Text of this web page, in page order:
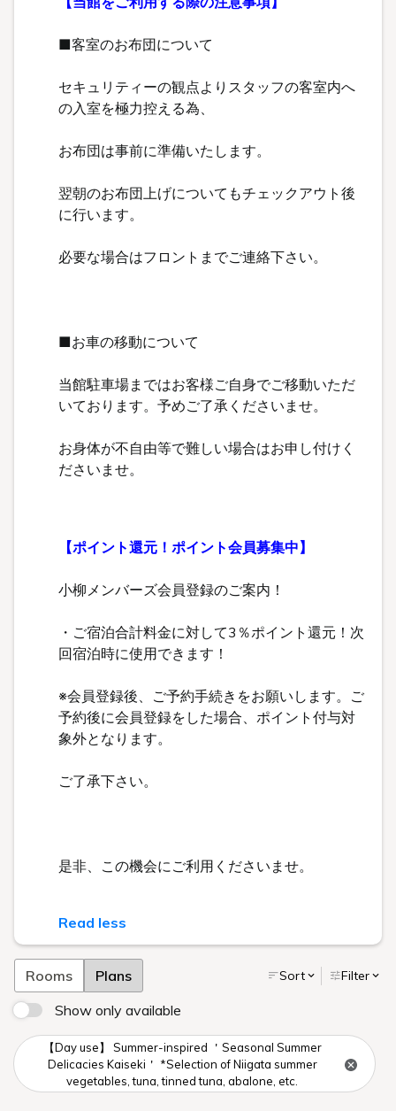
■客室のお布団について
セキュリティーの観点よりスタッフの客室内へ
の入室を極力控える為、
お布団は事前に準備いたします。
翌朝のお布団上げについてもチェックアウト後
に行います。
必要な場合はフロントまでご連絡下さい。
■お車の移動について
当館駐車場まではお客様ご自身でご移動いただ
いております。予めご了承くださいませ。
お身体が不自由等で難しい場合はお申し付けく
ださいませ。
【ポイント還元！ポイント会員募集中】
小柳メンバーズ会員登録のご案内！
・ご宿泊合計料金に対して3％ポイント還元！次
回宿泊時に使用できます！
※会員登録後、ご予約手続きをお願いします。ご
予約後に会員登録をした場合、ポイント付与対
象外となります。
ご了承下さい。
是非、この機会にご利用くださいませ。
Read less
Rooms Plans Sort Filter
Show only available
【Day use】 Summer-inspired ＇Seasonal Summer
Delicacies Kaiseki＇ *Selection of Niigata summer
vegetables, tuna, tinned tuna, abalone, etc.